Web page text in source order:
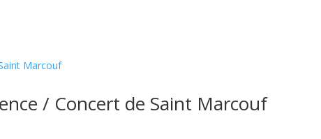
/ Concert de Saint Marcouf